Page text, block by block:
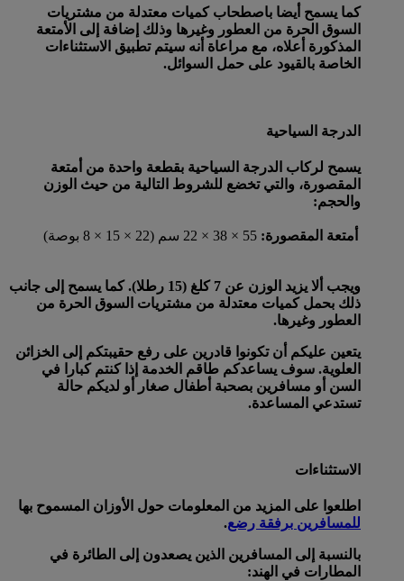
كما يسمح أيضا باصطحاب كميات معتدلة من مشتريات
السوق الحرة من العطور وغيرها وذلك إضافة إلى الأمتعة
المذكورة أعلاه، مع مراعاة أنه سيتم تطبيق الاستثناءات
الخاصة بالقيود على حمل السوائل.
الدرجة السياحية
يسمح لركاب الدرجة السياحية بقطعة واحدة من أمتعة
المقصورة، والتي تخضع للشروط التالية من حيث الوزن
والحجم:
أمتعة المقصورة: 55 × 38 × 22 سم (22 × 15 × 8 بوصة)
ويجب ألا يزيد الوزن عن 7 كلغ (15 رطلا). كما يسمح إلى جانب
ذلك بحمل كميات معتدلة من مشتريات السوق الحرة من
العطور وغيرها.
يتعين عليكم أن تكونوا قادرين على رفع حقيبتكم إلى الخزائن
العلوية. سوف يساعدكم طاقم الخدمة إذا كنتم كبارا في
السن أو مسافرين بصحبة أطفال صغار أو لديكم حالة
تستدعي المساعدة.
الاستثناءات
اطلعوا على المزيد من المعلومات حول الأوزان المسموح بها
للمسافرين برفقة رضع.
بالنسبة إلى المسافرين الذين يصعدون إلى الطائرة في
المطارات في الهند: